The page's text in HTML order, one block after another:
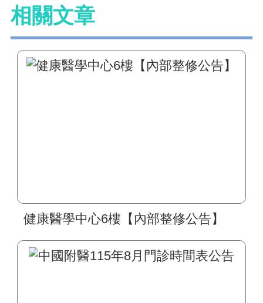
相關文章
健康醫學中心6樓【內部整修公告】